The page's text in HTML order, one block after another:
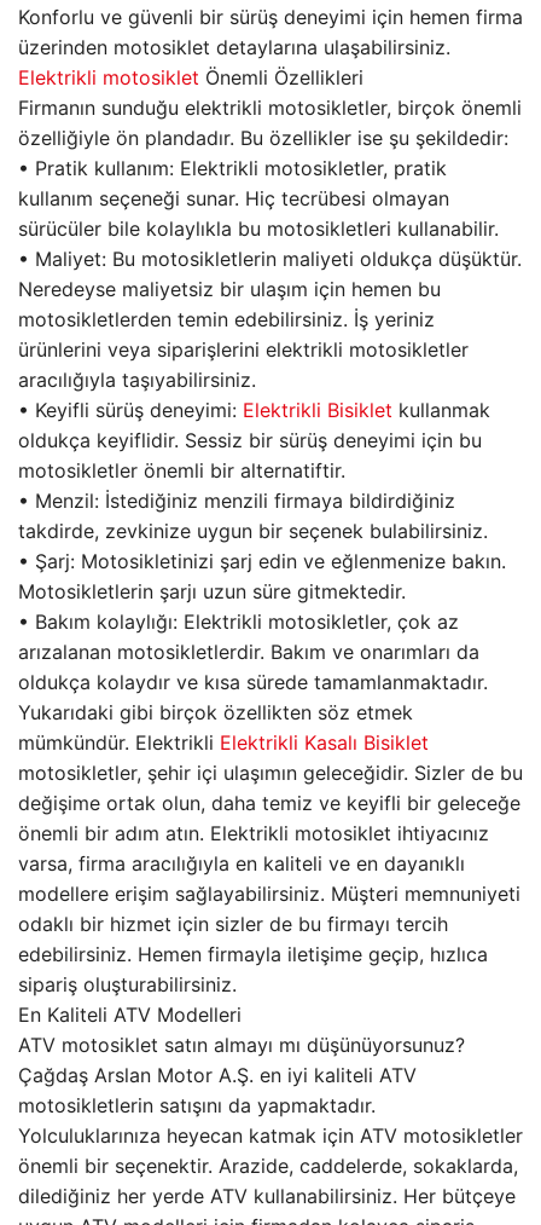
Konforlu ve güvenli bir sürüş deneyimi için hemen firma
üzerinden motosiklet detaylarına ulaşabilirsiniz.
Elektrikli motosiklet Önemli Özellikleri
Firmanın sunduğu elektrikli motosikletler, birçok önemli
özelliğiyle ön plandadır. Bu özellikler ise şu şekildedir:
• Pratik kullanım: Elektrikli motosikletler, pratik
kullanım seçeneği sunar. Hiç tecrübesi olmayan
sürücüler bile kolaylıkla bu motosikletleri kullanabilir.
• Maliyet: Bu motosikletlerin maliyeti oldukça düşüktür.
Neredeyse maliyetsiz bir ulaşım için hemen bu
motosikletlerden temin edebilirsiniz. İş yeriniz
ürünlerini veya siparişlerini elektrikli motosikletler
aracılığıyla taşıyabilirsiniz.
• Keyifli sürüş deneyimi: Elektrikli Bisiklet kullanmak
oldukça keyiflidir. Sessiz bir sürüş deneyimi için bu
motosikletler önemli bir alternatiftir.
• Menzil: İstediğiniz menzili firmaya bildirdiğiniz
takdirde, zevkinize uygun bir seçenek bulabilirsiniz.
• Şarj: Motosikletinizi şarj edin ve eğlenmenize bakın.
Motosikletlerin şarjı uzun süre gitmektedir.
• Bakım kolaylığı: Elektrikli motosikletler, çok az
arızalanan motosikletlerdir. Bakım ve onarımları da
oldukça kolaydır ve kısa sürede tamamlanmaktadır.
Yukarıdaki gibi birçok özellikten söz etmek
mümkündür. Elektrikli Elektrikli Kasalı Bisiklet
motosikletler, şehir içi ulaşımın geleceğidir. Sizler de bu
değişime ortak olun, daha temiz ve keyifli bir geleceğe
önemli bir adım atın. Elektrikli motosiklet ihtiyacınız
varsa, firma aracılığıyla en kaliteli ve en dayanıklı
modellere erişim sağlayabilirsiniz. Müşteri memnuniyeti
odaklı bir hizmet için sizler de bu firmayı tercih
edebilirsiniz. Hemen firmayla iletişime geçip, hızlıca
sipariş oluşturabilirsiniz.
En Kaliteli ATV Modelleri
ATV motosiklet satın almayı mı düşünüyorsunuz?
Çağdaş Arslan Motor A.Ş. en iyi kaliteli ATV
motosikletlerin satışını da yapmaktadır.
Yolculuklarınıza heyecan katmak için ATV motosikletler
önemli bir seçenektir. Arazide, caddelerde, sokaklarda,
dilediğiniz her yerde ATV kullanabilirsiniz. Her bütçeye